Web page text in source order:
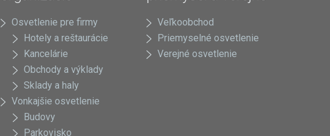
Osvetlenie pre firmy
Hotely a reštaurácie
Kancelárie
Obchody a výklady
Sklady a haly
Vonkajšie osvetlenie
Budovy
Parkovisko
Veľkoobchod
Priemyselné osvetlenie
Verejné osvetlenie